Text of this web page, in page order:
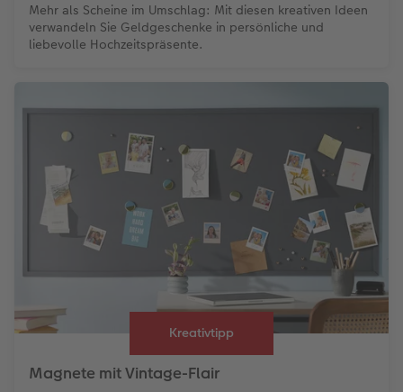
Mehr als Scheine im Umschlag: Mit diesen kreativen Ideen
verwandeln Sie Geldgeschenke in persönliche und
liebevolle Hochzeitspräsente.
Kreativtipp
Magnete mit Vintage-Flair